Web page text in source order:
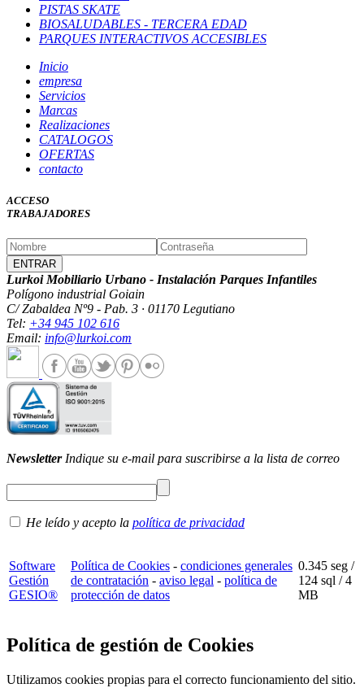
PISTAS SKATE
BIOSALUDABLES - TERCERA EDAD
PARQUES INTERACTIVOS ACCESIBLES
Inicio
empresa
Servicios
Marcas
Realizaciones
CATALOGOS
OFERTAS
contacto
ACCESO
TRABAJADORES
Lurkoi Mobiliario Urbano - Instalación Parques Infantiles
Polígono industrial Goiain
C/ Zabaldea Nº9 - Pab. 3 · 01170 Legutiano
Tel: +34 945 102 616
Email: info@lurkoi.com
NewsletterIndique su e-mail para suscribirse a la lista de correo
He leído y acepto la política de privacidad
Software
Gestión
GESIO®
Política de Cookies - condiciones generales
de contratación - aviso legal - política de
protección de datos
0.345 seg /
124 sql / 4
MB
Política de gestión de Cookies
Utilizamos cookies propias para el correcto funcionamiento del sitio.